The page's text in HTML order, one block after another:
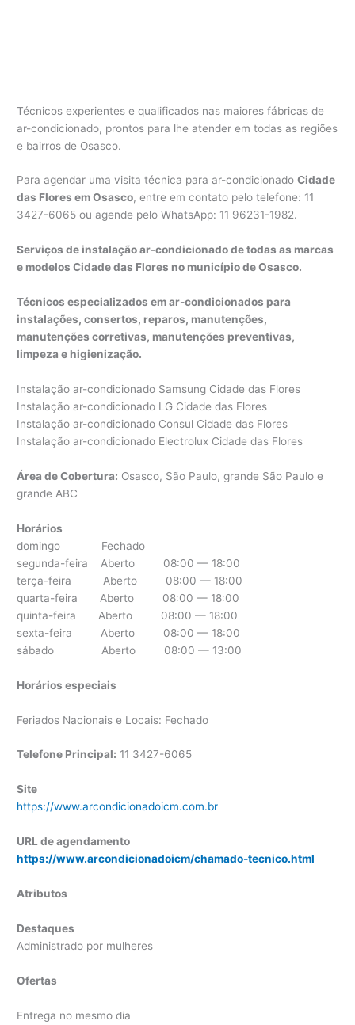
Técnicos experientes e qualificados nas maiores fábricas de
ar-condicionado, prontos para lhe atender em todas as regiões
e bairros de Osasco.
Para agendar uma visita técnica para ar-condicionadoCidade
das Flores em Osasco, entre em contato pelo telefone: 11
3427-6065 ou agende pelo WhatsApp: 11 96231-1982.
Serviços de instalação ar-condicionado de todas as marcas
e modelos Cidade das Flores no município de Osasco.
Técnicos especializados em ar-condicionados para
instalações, consertos, reparos, manutenções,
manutenções corretivas, manutenções preventivas,
limpeza e higienização.
Instalação ar-condicionado Samsung Cidade das Flores
Instalação ar-condicionado LG Cidade das Flores
Instalação ar-condicionado Consul Cidade das Flores
Instalação ar-condicionado Electrolux Cidade das Flores
Área de Cobertura: Osasco, São Paulo, grande São Paulo e
grande ABC
Horários
domingo Fechado
segunda-feira Aberto 08:00 — 18:00
terça-feira Aberto 08:00 — 18:00
quarta-feira Aberto 08:00 — 18:00
quinta-feira Aberto 08:00 — 18:00
sexta-feira Aberto 08:00 — 18:00
sábado Aberto 08:00 — 13:00
Horários especiais
Feriados Nacionais e Locais: Fechado
Telefone Principal: 11 3427-6065
Site
https://www.arcondicionadoicm.com.br
URL de agendamento
https://www.arcondicionadoicm/chamado-tecnico.html
Atributos
Destaques
Administrado por mulheres
Ofertas
Entrega no mesmo dia